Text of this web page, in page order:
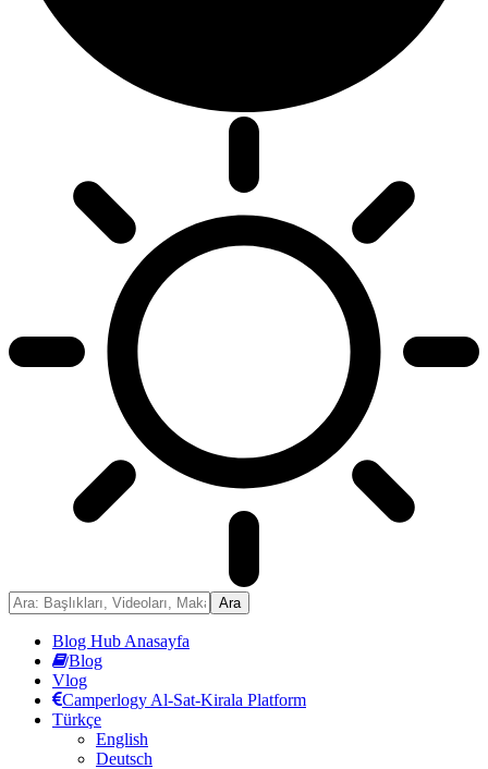
Blog Hub Anasayfa
Blog
Vlog
Camperlogy Al-Sat-Kirala Platform
Türkçe
English
Deutsch